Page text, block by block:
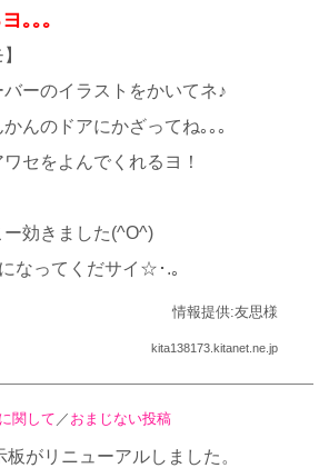
｡｡｡
ーのイラストをかいてネ♪
んのドアにかざってね｡｡｡
セをよんでくれるヨ！
効きました(^O^)
なってくだサイ☆･.｡
情報提供:友思様
kita138173.kitanet.ne.jp
関して ／ おまじない投稿
がリニューアルしました。